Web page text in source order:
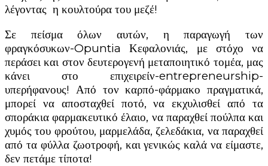
λέγοντας η κουλτούρα του μεζέ!
Σε πείσμα όλων αυτών, η παραγωγή των
φραγκόσυκων-Opuntia Κεφαλονιάς, με στόχο να
περάσει και στον δευτερογενή μεταποιητικό τομέα, μας
κάνει στο επιχειρείν-entrepreneurship-
υπερήφανους! Από τον καρπό-φάρμακο πραγματικά,
μπορεί να αποσταχθεί ποτό, να εκχυλισθεί από τα
σποράκια φαρμακευτικό έλαιο, να παραχθεί πούλπα και
χυμός του φρούτου, μαρμελάδα, ζελεδάκια, να παραχθεί
από τα φύλλα ζωοτροφή, και γενικώς καλά να είμαστε,
δεν πετάμε τίποτα!